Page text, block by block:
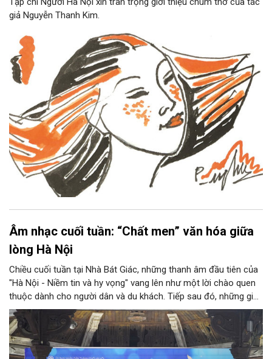
giả Nguyễn Thanh Kim.
Âm nhạc cuối tuần: “Chất men” văn hóa giữa
lòng Hà Nội
Chiều cuối tuần tại Nhà Bát Giác, những thanh âm đầu tiên của
"Hà Nội - Niềm tin và hy vọng" vang lên như một lời chào quen
thuộc dành cho người dân và du khách. Tiếp sau đó, những giai
điệu jazz kinh điển của thế giới lần lượt cất lên qua phần biểu
diễn của NSƯT Quyền Văn Minh và các nghệ sĩ Bình Minh Jazz
Club, mở ra một không gian âm nhạc giàu cảm xúc ngay giữa
trung tâm Thủ đô.